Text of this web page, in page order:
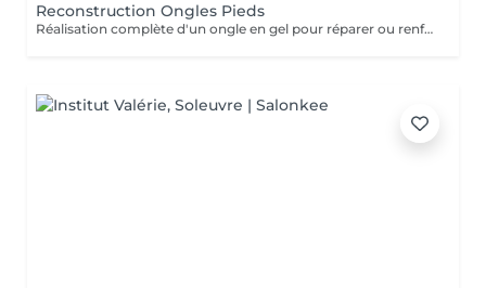
Reconstruction Ongles Pieds
Réalisation complète d'un ongle en gel pour réparer ou renforcer l'ongle naturel. Le service comprend la préparation de l'ongle, la reconstruction de sa structure, la mise en forme et une finition lisse, résistante et élégante.